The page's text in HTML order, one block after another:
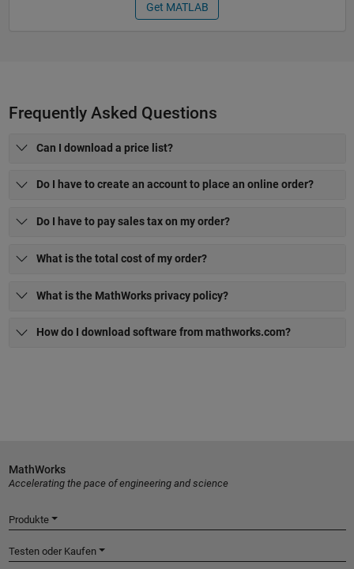
Get MATLAB
Frequently Asked Questions
Can I download a price list?
Do I have to create an account to place an online order?
Do I have to pay sales tax on my order?
What is the total cost of my order?
What is the MathWorks privacy policy?
How do I download software from mathworks.com?
MathWorks
Accelerating the pace of engineering and science
Produkte
Testen oder Kaufen